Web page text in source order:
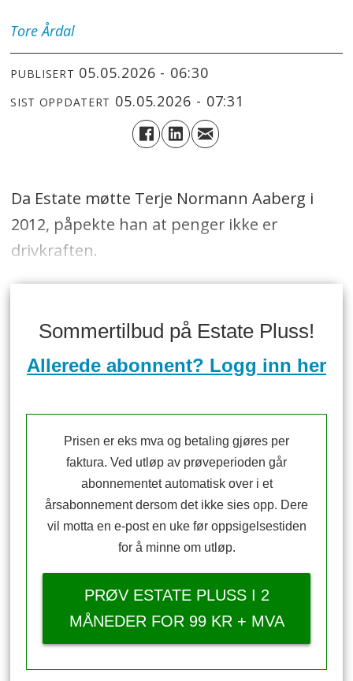
Tore Årdal
PUBLISERT 05.05.2026 - 06:30
SIST OPPDATERT 05.05.2026 - 07:31
Da Estate møtte Terje Normann Aaberg i
2012, påpekte han at penger ikke er
drivkraften.
Sommertilbud på Estate Pluss!
Allerede abonnent? Logg inn her
Prisen er eks mva og betaling gjøres per
faktura. Ved utløp av prøveperioden går
abonnementet automatisk over i et
årsabonnement dersom det ikke sies opp. Dere
vil motta en e-post en uke før oppsigelsestiden
for å minne om utløp.
PRØV ESTATE PLUSS I 2
MÅNEDER FOR 99 KR + MVA